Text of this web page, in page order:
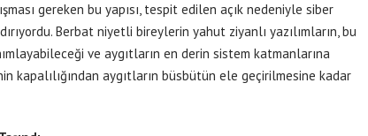
gereken bu yapısı, tespit edilen açık nedeniyle siber
Berbat niyetli bireylerin yahut ziyanlı yazılımların, bu
ve aygıtların en derin sistem katmanlarına
kapalılığından aygıtların büsbütün ele geçirilmesine kadar